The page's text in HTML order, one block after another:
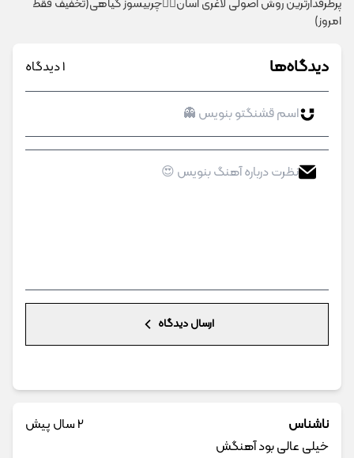
پرطرفدارترین روش اصولی لاغری آسان👈🏻چربیسوز گیاهی(تخفیف فقط
امروز)
دیدگاه‌ها 1 دیدگاه
ارسال دیدگاه
ناشناس
2 سال پیش
خیلی عالی بود آهنگش